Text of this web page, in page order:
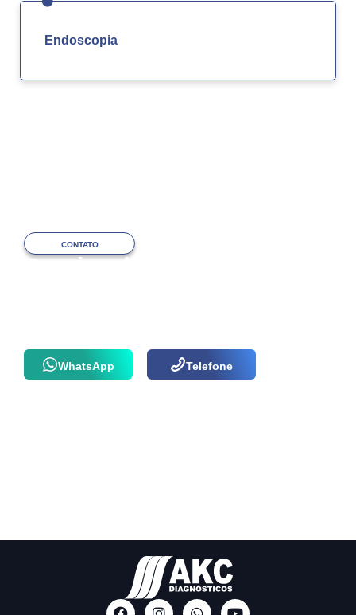
Endoscopia
CONTATO
Precisa de ajuda
WhatsApp Telefone